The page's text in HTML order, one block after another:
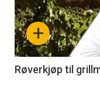
nå
-
4
+
Røverkjøp til